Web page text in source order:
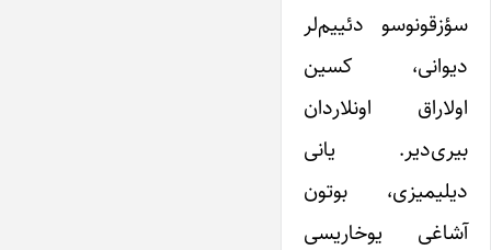
سؤزقونوسو دئییم‌لر
دیوانی، کسین
اولاراق اونلاردان
بیری‌دیر. یانی
دیلیمیزی، بوتون
آشاغی یوخاریسی